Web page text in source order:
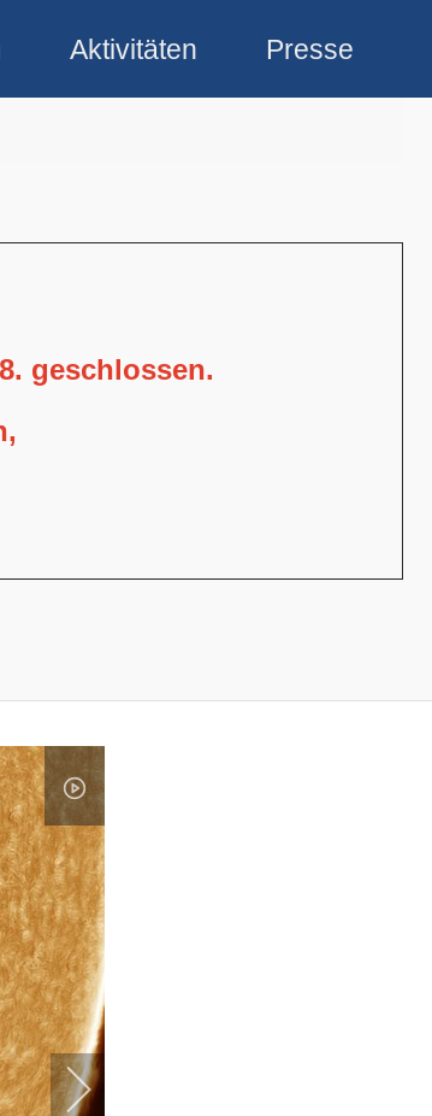
Aktivitäten Presse
geschlossen.